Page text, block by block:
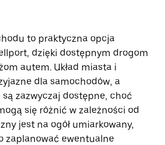
to praktyczna opcja
dzięki dostępnym drogom
autem. Układ miasta i
dla samochodów, a
zazwyczaj dostępne, choć
się różnić w zależności od
jest na ogół umiarkowany,
zaplanować ewentualne